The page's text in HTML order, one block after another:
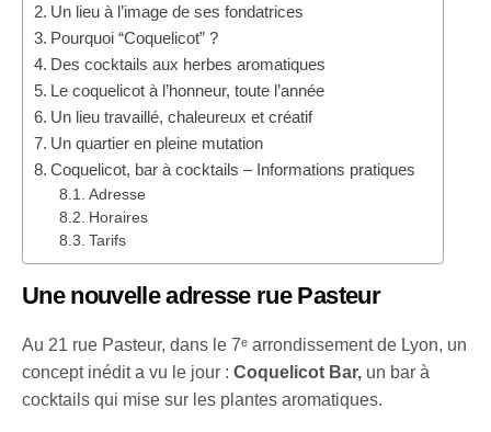
Un lieu à l’image de ses fondatrices
Pourquoi “Coquelicot” ?
Des cocktails aux herbes aromatiques
Le coquelicot à l’honneur, toute l’année
Un lieu travaillé, chaleureux et créatif
Un quartier en pleine mutation
Coquelicot, bar à cocktails – Informations pratiques
Adresse
Horaires
Tarifs
Une nouvelle adresse rue Pasteur
Au 21 rue Pasteur, dans le 7ᵉ arrondissement de Lyon, un
concept inédit a vu le jour :Coquelicot Bar, un bar à
cocktails qui mise sur les plantes aromatiques.